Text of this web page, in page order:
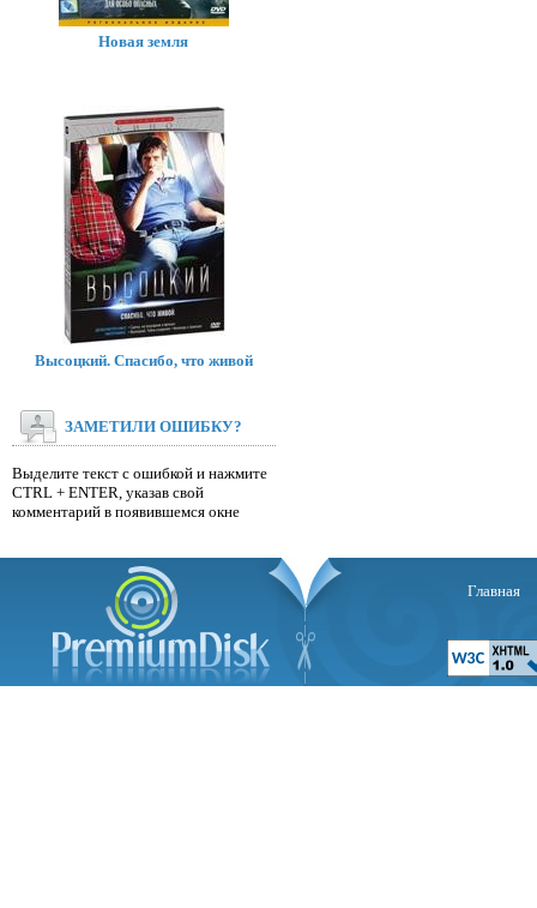
Новая земля
Высоцкий. Спасибо, что живой
ЗАМЕТИЛИ ОШИБКУ?
Выделите текст с ошибкой и нажмите
CTRL + ENTER, указав свой
комментарий в появившемся окне
Главная